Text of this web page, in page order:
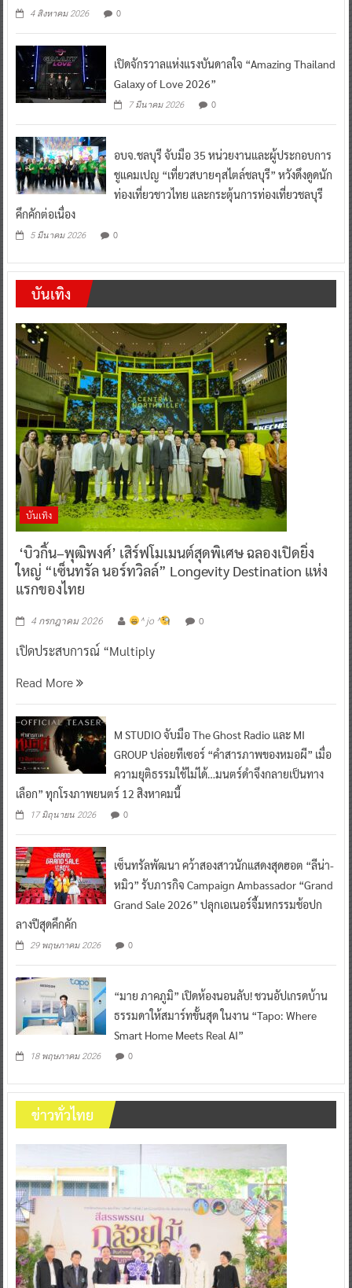
4 สิงหาคม 2026 0
เปิดจักรวาลแห่งแรงบันดาลใจ “Amazing Thailand
Galaxy of Love 2026”
7 มีนาคม 2026 0
อบจ.ชลบุรี จับมือ 35 หน่วยงานและผู้ประกอบการ
ชูแคมเปญ “เที่ยวสบายๆสไตล์ชลบุรี” หวังดึงดูดนัก
ท่องเที่ยวชาวไทย และกระตุ้นการท่องเที่ยวชลบุรี
คึกคักต่อเนื่อง
5 มีนาคม 2026 0
บันเทิง
บันเทิง
‘บิวกิ้น–พุฒิพงศ์’ เสิร์ฟโมเมนต์สุดพิเศษ ฉลองเปิดยิ่ง
ใหญ่ “เซ็นทรัล นอร์ทวิลล์” Longevity Destination แห่ง
แรกของไทย
4 กรกฎาคม 2026 ^ jo ^ 0
เปิดประสบการณ์ “Multiply
Read More
M STUDIO จับมือ The Ghost Radio และ MI
GROUP ปล่อยทีเซอร์ “คำสารภาพของหมอผี” เมื่อ
ความยุติธรรมใช้ไม่ได้…มนตร์ดำจึงกลายเป็นทาง
เลือก” ทุกโรงภาพยนตร์ 12 สิงหาคมนี้
17 มิถุนายน 2026 0
เซ็นทรัลพัฒนา คว้าสองสาวนักแสดงสุดฮอต “ลีน่า-
หมิว” รับภารกิจ Campaign Ambassador “Grand
Grand Sale 2026” ปลุกเอเนอร์จี้มหกรรมช้อปก
ลางปีสุดคึกคัก
29 พฤษภาคม 2026 0
“มาย ภาคภูมิ” เปิดห้องนอนลับ! ชวนอัปเกรดบ้าน
ธรรมดาให้สมาร์ทขั้นสุด ในงาน “Tapo: Where
Smart Home Meets Real AI”
18 พฤษภาคม 2026 0
ข่าวทั่วไทย